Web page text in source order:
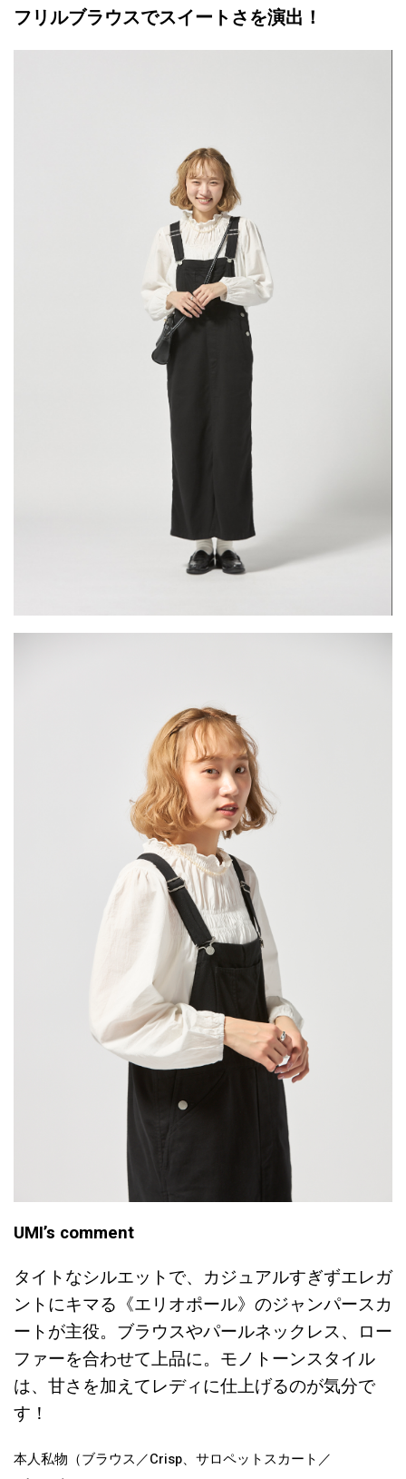
フリルブラウスでスイートさを演出！
UMI’s comment
タイトなシルエットで、カジュアルすぎずエレガ
ントにキマる《エリオポール》のジャンパースカ
ートが主役。ブラウスやパールネックレス、ロー
ファーを合わせて上品に。モノトーンスタイル
は、甘さを加えてレディに仕上げるのが気分で
す！
本人私物（ブラウス／Crisp、サロペットスカート／